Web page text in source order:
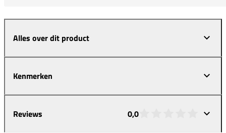
Alles over dit product
Kenmerken
Reviews 0,0